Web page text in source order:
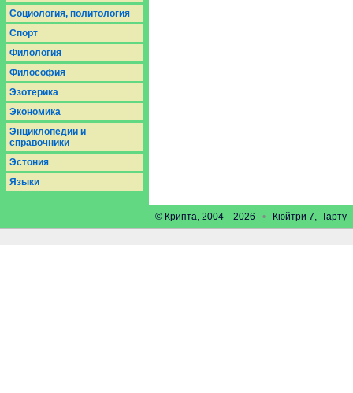
Социология, политология
Спорт
Филология
Философия
Эзотерика
Экономика
Энциклопедии и
справочники
Эстония
Языки
© Крипта, 2004—2026 • Кюйтри 7, Тарту